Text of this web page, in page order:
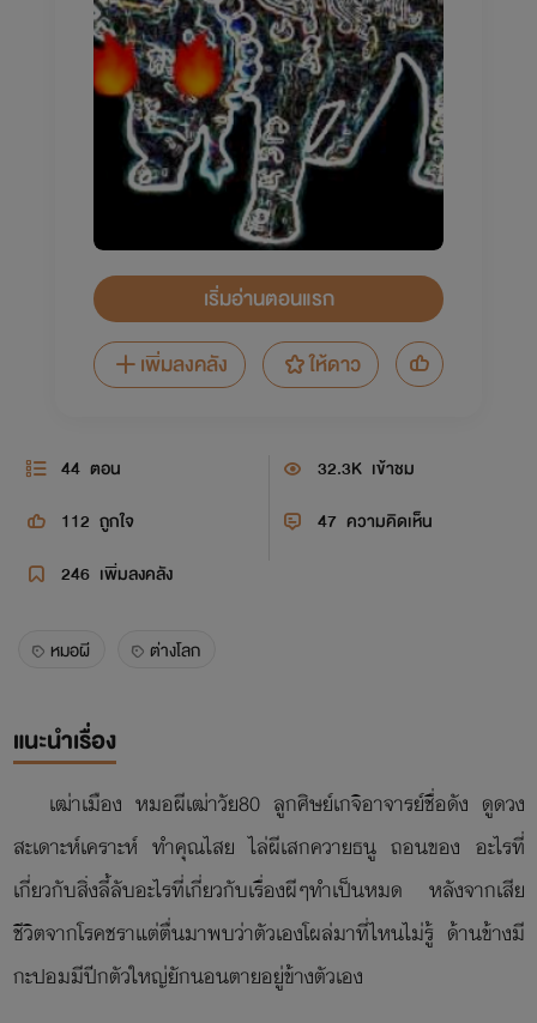
เริ่มอ่านตอนแรก
เพิ่มลงคลัง
ให้ดาว
44 ตอน 32.3K เข้าชม
112 ถูกใจ 47 ความคิดเห็น
246 เพิ่มลงคลัง
หมอผี ต่างโลก
แนะนำเรื่อง
เฒ่าเมือง หมอผีเฒ่าวัย80 ลูกศิษย์เกจิอาจารย์ชื่อดัง ดูดวง
สะเดาะห์เคราะห์ ทำคุณไสย ไล่ผีเสกควายธนู ถอนของ อะไรที่
เกี่ยวกับสิ่งลี้ลับอะไรที่เกี่ยวกับเรื่องผีๆทำเป็นหมด หลังจากเสีย
ชีวิตจากโรคชราแต่ตื่นมาพบว่าตัวเองโผล่มาที่ไหนไม่รู้ ด้านข้างมี
กะปอมมีปีกตัวใหญ่ยักนอนตายอยู่ข้างตัวเอง